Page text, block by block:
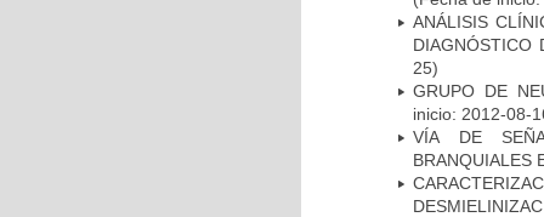
ANÁLISIS
DIAGNÓSTICO
25)
GRUPO DE
inicio: 2012-08-
VÍA DE
BRANQUIALES